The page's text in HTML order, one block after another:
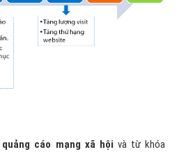
cáo mạng xã hội và từ khóa